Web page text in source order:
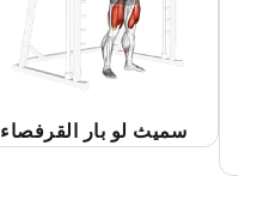
سميث لو بار القرفصاء